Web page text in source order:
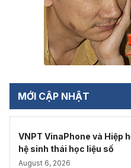
MỚI CẬP NHẬT
VNPT VinaPhone và Hiệp
hệ sinh thái học liệu số
August 6, 2026